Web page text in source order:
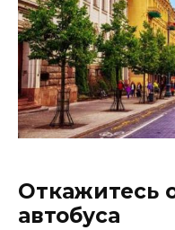
Откажитесь
автобуса